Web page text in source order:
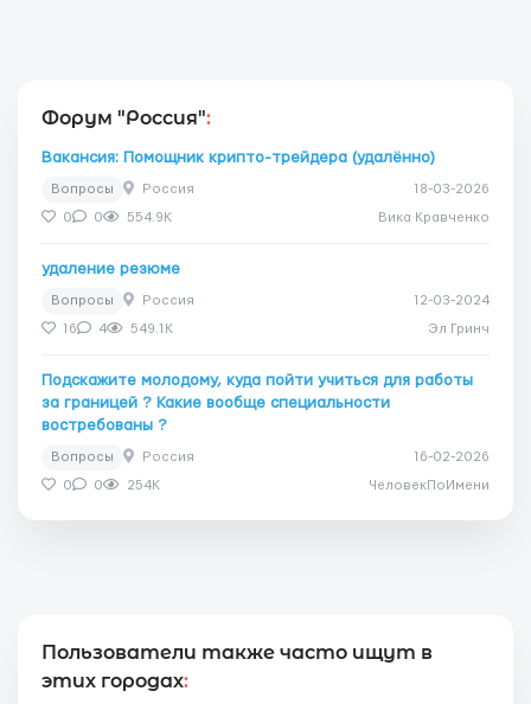
Форум "Россия":
Вакансия: Помощник крипто-трейдера (удалённо)
Вопросы Россия 18-03-2026
0 0 554.9K Вика Кравченко
удаление резюме
Вопросы Россия 12-03-2024
16 4 549.1K Эл Гринч
Подскажите молодому, куда пойти учиться для работы
за границей ? Какие вообще специальности
востребованы ?
Вопросы Россия 16-02-2026
0 0 254K ЧеловекПоИмени
Пользователи также часто ищут в
этих городах: